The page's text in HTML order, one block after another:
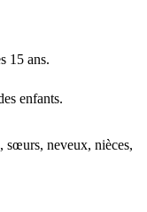
15 ans.
enfants.
sœurs, neveux, nièces,